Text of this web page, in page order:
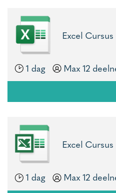
Excel
1 dag
Max 12
Excel
1 dag
Max 12